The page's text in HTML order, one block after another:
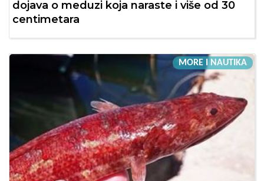
dojava o meduzi koja naraste i više od 30
centimetara
MORE I NAUTIKA